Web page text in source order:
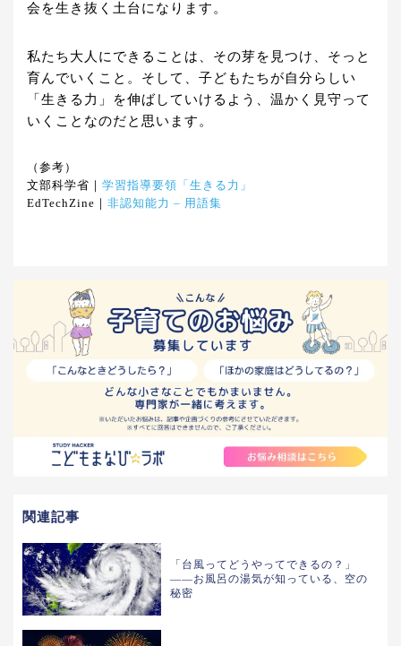
会を生き抜く土台になります。
私たち大人にできることは、その芽を見つけ、そっと
育んでいくこと。そして、子どもたちが自分らしい
「生きる力」を伸ばしていけるよう、温かく見守って
いくことなのだと思います。
（参考）
文部科学省｜ 学習指導要領「生きる力」
EdTechZine｜ 非認知能力 – 用語集
関連記事
「台風ってどうやってできるの？」
——お風呂の湯気が知っている、空の
秘密